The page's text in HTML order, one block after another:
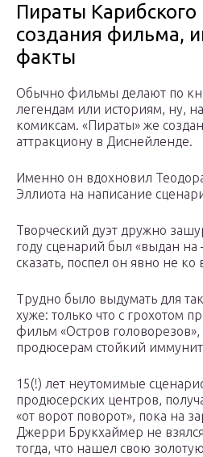
Пираты Карибского
создания фильма,
факты
Обычно фильмы делают по
легендам или историям, ну,
комиксам. «Пираты» же
аттракциону в Диснейленде.
Именно он вдохновил
Эллиота на написание
Творческий дуэт дружно
году сценарий был «выдан на
сказать, поспел он явно не
Трудно было выдумать для
хуже: только что с грохотом
фильм «Остров
продюсерам стойкий
15(!) лет неутомимые
продюсерских центров,
«от ворот поворот», пока на
Джерри Брукхаймер не
тогда, что нашел свою